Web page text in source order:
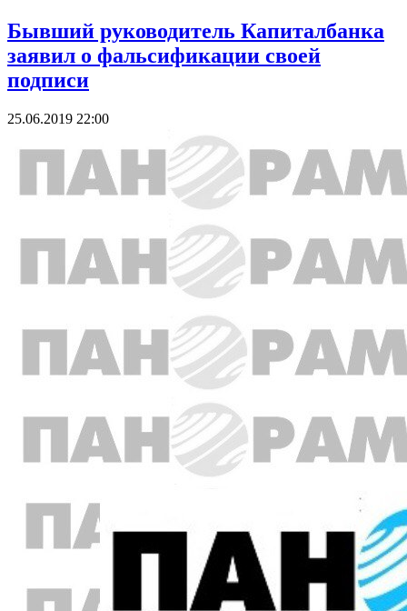
Бывший руководитель Капиталбанка
заявил о фальсификации своей
подписи
25.06.2019 22:00